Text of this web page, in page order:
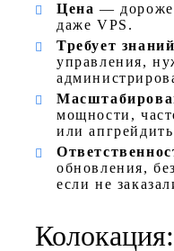
Цена — дороже
даже VPS.
Требует знаний
управления,
мощности,
или
обновления,
если не